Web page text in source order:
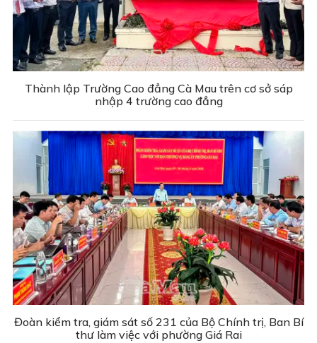
Thành lập Trường Cao đẳng Cà Mau trên cơ sở sáp
nhập 4 trường cao đẳng
Đoàn kiểm tra, giám sát số 231 của Bộ Chính trị, Ban Bí
thư làm việc với phường Giá Rai